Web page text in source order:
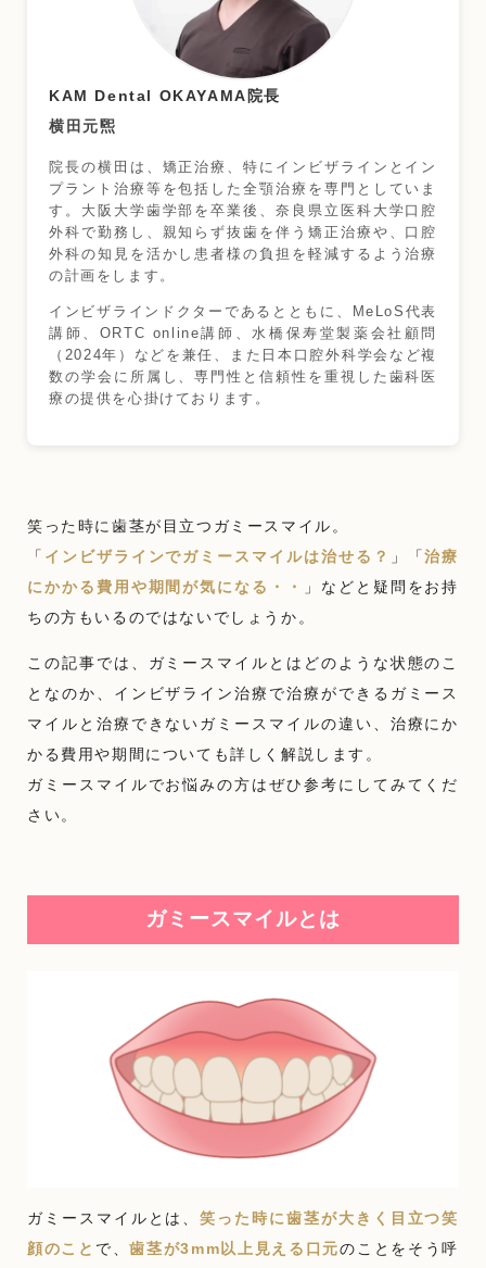
KAM Dental OKAYAMA院長
横田元煕
院長の横田は、矯正治療、特にインビザラインとイン
プラント治療等を包括した全顎治療を専門としていま
す。大阪大学歯学部を卒業後、奈良県立医科大学口腔
外科で勤務し、親知らず抜歯を伴う矯正治療や、口腔
外科の知見を活かし患者様の負担を軽減するよう治療
の計画をします。
インビザラインドクターであるとともに、MeLoS代表
講師、ORTC online講師、水橋保寿堂製薬会社顧問
（2024年）などを兼任、また日本口腔外科学会など複
数の学会に所属し、専門性と信頼性を重視した歯科医
療の提供を心掛けております。
笑った時に歯茎が目立つガミースマイル。
「 インビザラインでガミースマイルは治せる？ 」「治療
にかかる費用や期間が気になる・・
」などと疑問をお持
ちの方もいるのではないでしょうか。
この記事では、ガミースマイルとはどのような状態のこ
となのか、インビザライン治療で治療ができるガミース
マイルと治療できないガミースマイルの違い、治療にか
かる費用や期間についても詳しく解説します。
ガミースマイルでお悩みの方はぜひ参考にしてみてくだ
さい。
ガミースマイルとは
ガミースマイルとは、笑った時に歯茎が大きく目立つ笑
顔のこと で、歯茎が3mm以上見える口元のことをそう呼